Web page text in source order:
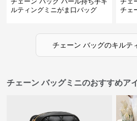
ルティングミニがま口バッグ
チェ
チェーン バッグのキルテ
チェーン バッグミニのおすすめア